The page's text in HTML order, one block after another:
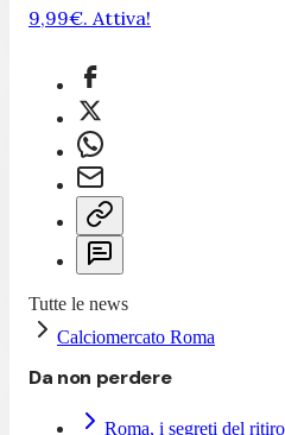
9,99€. Attiva!
Tutte le news
Calciomercato Roma
Da non perdere
Roma, i segreti del